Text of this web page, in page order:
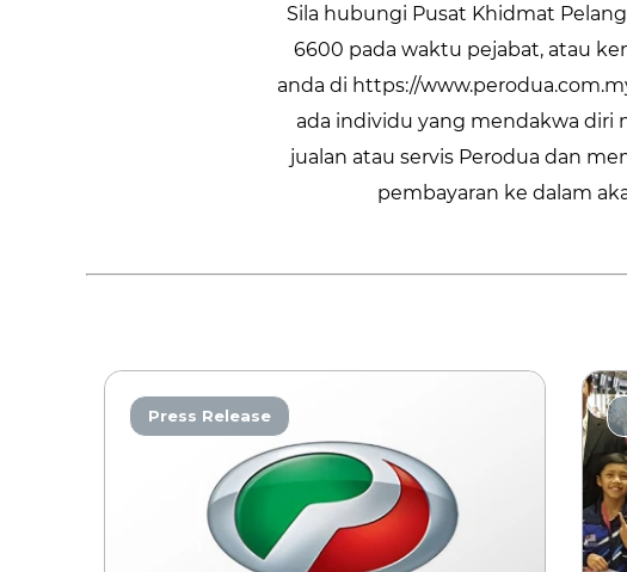
Sila hubungi Pusat Khidmat
6600 pada waktu pejabat, atau
anda di https://
ada individu yang mendakwa diri
jualan atau servis Perodua dan
pembayaran ke dalam
Press Release